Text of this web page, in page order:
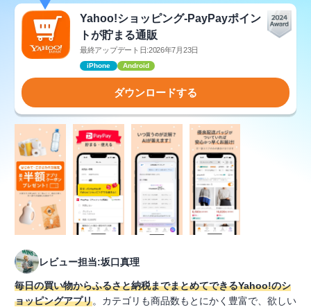
Yahoo!ショッピング-PayPayポイン
トが貯まる通販
最終アップデート日:2026年7月23日
iPhone Android
ダウンロードする
レビュー担当:坂口真理
毎日の買い物からふるさと納税までまとめてできるYahoo!のシ
ョッピングアプリ。カテゴリも商品数もとにかく豊富で、欲しい